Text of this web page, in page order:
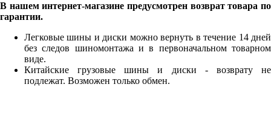
В нашем интернет-магазине предусмотрен возврат товара по
гарантии.
Легковые шины и диски можно вернуть в течение 14 дней
без следов шиномонтажа и в первоначальном товарном
виде.
Китайские грузовые шины и диски - возврату не
подлежат. Возможен только обмен.